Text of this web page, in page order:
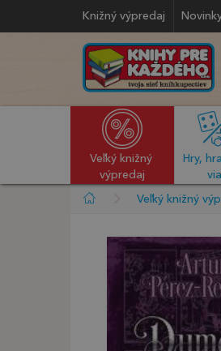
Knižný výpredaj
Veľký knižný
výpredaj
Hry,
Veľký knižný